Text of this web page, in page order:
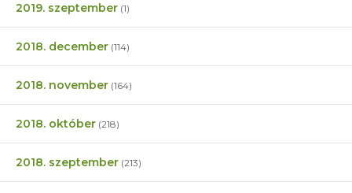
2019. szeptember (1)
2018. december (114)
2018. november (164)
2018. október (218)
2018. szeptember (213)